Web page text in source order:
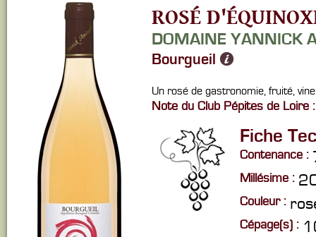
ROSÉ
DOMAINE YANNICK
Bourgueil
Un rosé de gastronomie, fruité,
Note du Club Pépites de Loire :
Fiche
Contenance :
Millésime :
Couleur :
Cépage(s) :